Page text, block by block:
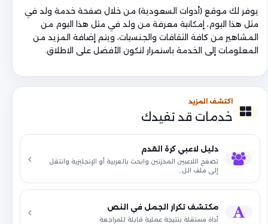
يوفر لك موقع (أدوات السعودية) من خلال صفحة خدمة ولد في
مثل هذا اليوم، إمكانية معرفة من ولد في مثل هذا اليوم من
المشاهير من كافة الثقافات والجنسيات، ويتم إضافة المزيد من
المعلومات إلى الخدمة باستمرار لتكون الأفضل على الاطلاق.
اكتشف المزيد
خدمات قد تفيدك
دليل لاعبي كرة القدم
تصفح اللاعبين المخزنين وابحث بالعربية أو الإنجليزية وانتقل
إلى ملف الل…
مكتشف تكرار الجمل في النص
أداة مستقلة بنتيجة عملية قابلة للمراجعة.